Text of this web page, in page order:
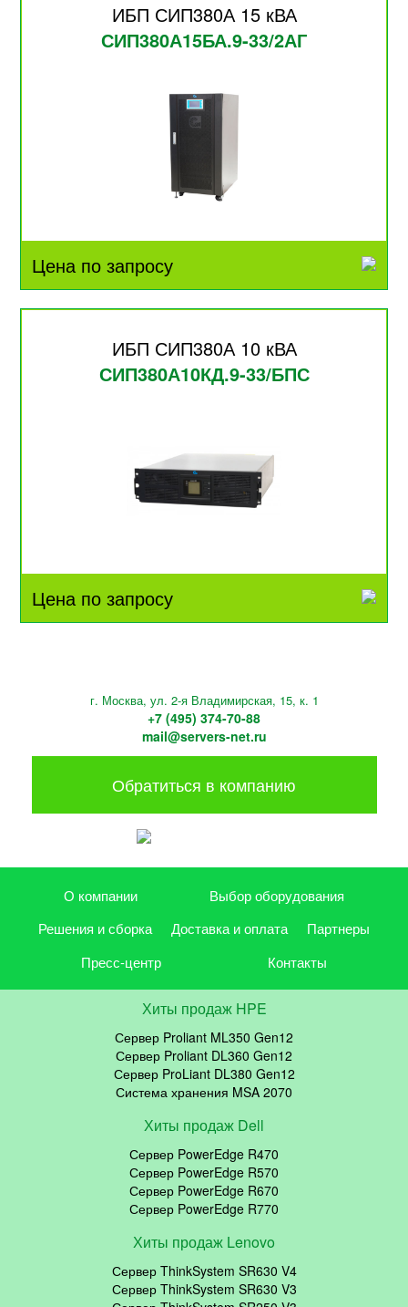
ИБП СИП380А 15 кВА
СИП380А15БА.9-33/2АГ
Цена по запросу
ИБП СИП380А 10 кВА
СИП380А10КД.9-33/БПС
Цена по запросу
г. Москва, ул. 2-я Владимирская, 15, к. 1
+7 (495) 374-70-88
mail@servers-net.ru
Обратиться в компанию
О компании
Выбор оборудования
Решения и сборка
Доставка и оплата
Партнеры
Пресс-центр
Контакты
Хиты продаж HPE
Сервер Proliant ML350 Gen12
Сервер Proliant DL360 Gen12
Сервер ProLiant DL380 Gen12
Система хранения MSA 2070
Хиты продаж Dell
Сервер PowerEdge R470
Сервер PowerEdge R570
Сервер PowerEdge R670
Сервер PowerEdge R770
Хиты продаж Lenovo
Сервер ThinkSystem SR630 V4
Сервер ThinkSystem SR630 V3